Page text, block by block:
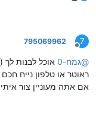
7
מנותק
795069962
@גמח-0
אוכל לבנות לך
ראוטר או טלפון נייח
אם אתה מעוניין צור